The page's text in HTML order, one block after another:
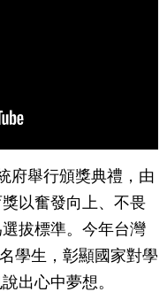
府舉行頒獎典禮，由
以奮發向上、不畏
拔標準。今年台灣
學生，彰顯國家對學
出心中夢想。